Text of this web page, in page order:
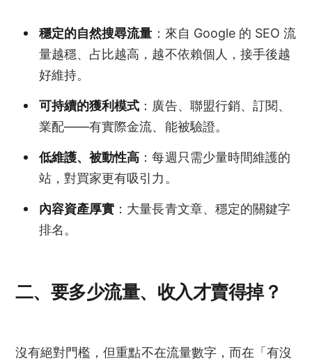
穩定的自然搜尋流量 ：來自 Google 的 SEO 流
量越穩、占比越高，越不依賴個人，接手後越
好維持。
可持續的獲利模式 ：廣告、聯盟行銷、訂閱、
業配——有實際金流、能被驗證。
低維護、被動性高 ：每週只需少量時間維護的
站，對買家更有吸引力。
內容資產厚實 ：大量長青文章、穩定的關鍵字
排名。
二、要多少流量、收入才賣得掉？
沒有絕對門檻，但重點不在流量數字，而在「有沒